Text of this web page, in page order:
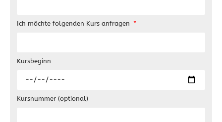
Ich möchte folgenden Kurs anfragen
Kursbeginn
Kursnummer (optional)